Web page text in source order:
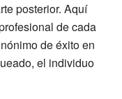
posterior. Aquí
de cada
de éxito en
el individuo